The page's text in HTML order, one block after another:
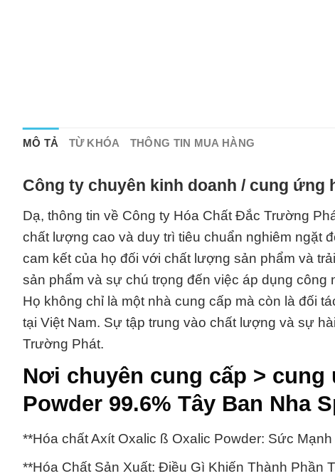
MÔ TẢ TỪ KHÓA THÔNG TIN MUA HÀNG
Công ty chuyên kinh doanh / cung ứng
Dạ, thông tin về Công ty Hóa Chất Đắc Trường
chất lượng cao và duy trì tiêu chuẩn nghiêm ngặt
cam kết của họ đối với chất lượng sản phẩm và
sản phẩm và sự chú trọng đến việc áp dụng
Họ không chỉ là một nhà cung cấp mà còn là đối
tại Việt Nam. Sự tập trung vào chất lượng và sự
Trường Phát.
Nơi chuyên cung cấp >
Powder 99.6% Tây Ban Nha
**Hóa chất Axít Oxalic ß Oxalic Powder: Sức
**Hóa Chất Sản Xuất: Điều Gì Khiến Thành Phần